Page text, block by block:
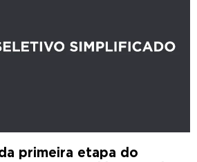
primeira etapa do